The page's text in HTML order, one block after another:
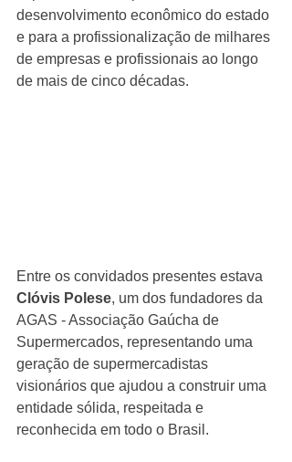
desenvolvimento econômico do estado
e para a profissionalização de milhares
de empresas e profissionais ao longo
de mais de cinco décadas.
Entre os convidados presentes estava
Clóvis Polese, um dos fundadores da
AGAS - Associação Gaúcha de
Supermercados, representando uma
geração de supermercadistas
visionários que ajudou a construir uma
entidade sólida, respeitada e
reconhecida em todo o Brasil.